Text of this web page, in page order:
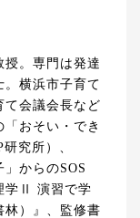
。専門は発達
横浜市子育て
て会議会長など
おそい・でき
究所）、
」からのSOS
学Ⅱ 演習で学
林）』、監修書